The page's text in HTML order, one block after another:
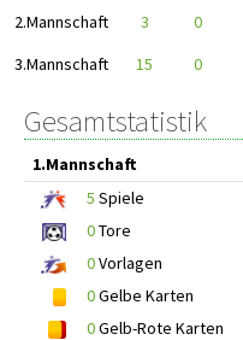
2.Mannschaft
3 0
3.Mannschaft
15 0
Gesamtstatistik
1.Mannschaft
5 Spiele
0Tore
0Vorlagen
0Gelbe Karten
0Gelb-Rote Karten